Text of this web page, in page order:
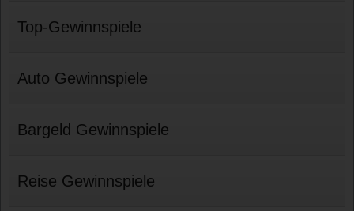
Top-Gewinnspiele
Auto Gewinnspiele
Bargeld Gewinnspiele
Reise Gewinnspiele